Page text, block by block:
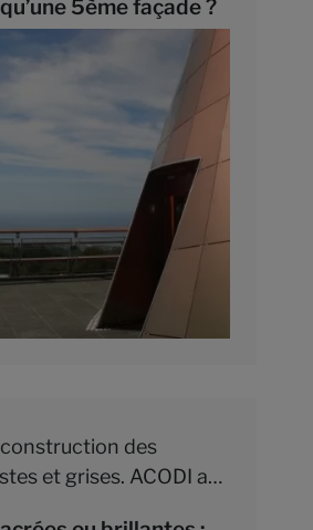
la protection de la
la toiture peut
comporter des zones
qu’un bardage design
habilement aux yeux du
5ème façade ?
des
et grises. ACODI a